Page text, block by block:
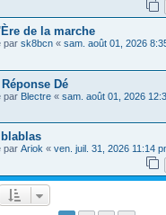
de la marche
par sk8bcn « sam. août 01, 2026
Dé
par Blectre « sam. août 01, 2026
par Ariok « ven. juil. 31, 2026 11:14